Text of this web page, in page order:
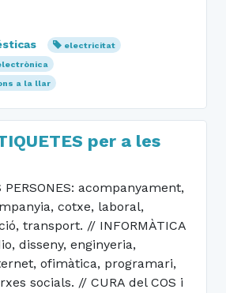
electricitat
a la llar
per a les
PERSONES: acompanyament,
cotxe, laboral,
transport. // INFORMÀTICA
disseny, enginyeria,
ofimàtica, programari,
socials. // CURA del COS i